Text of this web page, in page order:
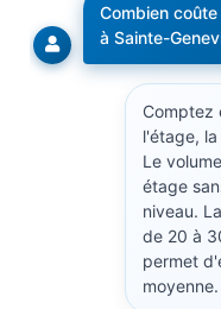
Combien
à Sainte-
Comptez
l'étage,
Le
étage
niveau.
de 20 à
permet
moyenne.